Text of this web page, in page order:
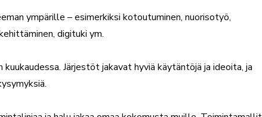
ympärille – esimerkiksi kotoutuminen, nuorisotyö,
digituki ym.
Järjestöt jakavat hyviä käytäntöjä ja ideoita, ja